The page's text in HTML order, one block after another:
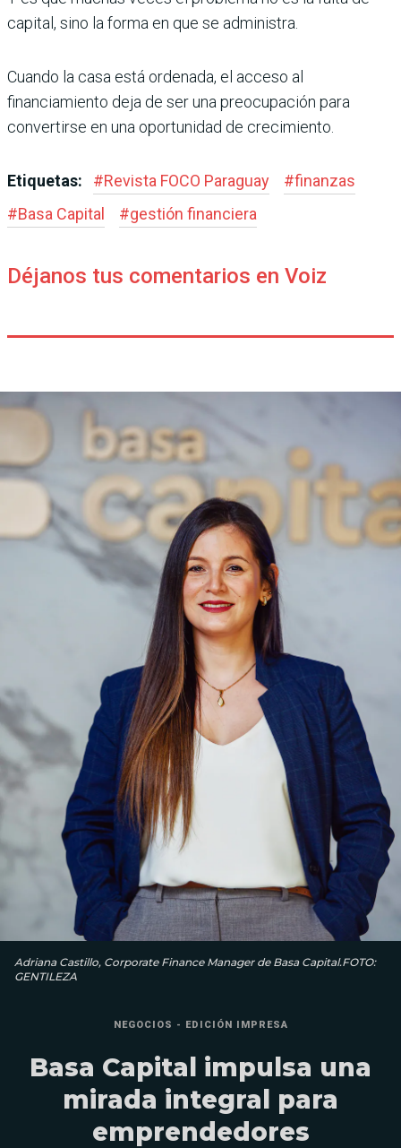
capital, sino la forma en que se administra.
Cuando la casa está ordenada, el acceso al
financiamiento deja de ser una preocupación para
convertirse en una oportunidad de crecimiento.
Etiquetas: #Revista FOCO Paraguay #finanzas
#Basa Capital #gestión financiera
Déjanos tus comentarios en Voiz
Adriana Castillo, Corporate Finance Manager de Basa Capital.FOTO:
GENTILEZA
NEGOCIOS - EDICIÓN IMPRESA
Basa Capital impulsa una
mirada integral para
emprendedores